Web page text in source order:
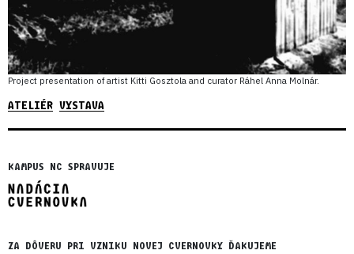
Project presentation of artist Kitti Gosztola and curator Ráhel Anna Molnár.
ATELIÉR VYSTAVA
KAMPUS NC SPRAVUJE
ZA DÔVERU PRI VZNIKU NOVEJ CVERNOVKY ĎAKUJEME